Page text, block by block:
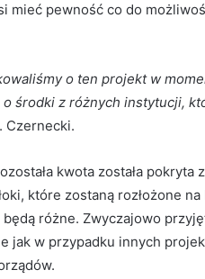
mieć pewność co do
o ten projekt w
środki z różnych instytucji,
Czernecki.
kwota została pokryta
które zostaną rozłożone
różne. Zwyczajowo
jak w przypadku innych